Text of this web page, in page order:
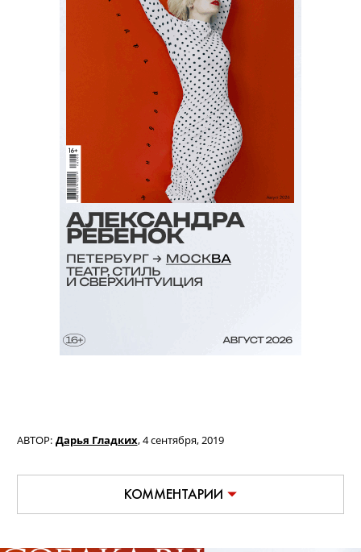
АВТОР: Дарья Гладких,4 сентября, 2019
КОММЕНТАРИИ